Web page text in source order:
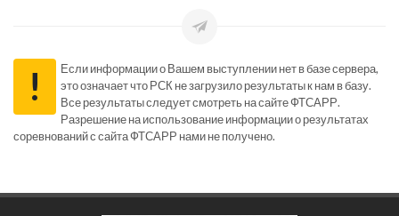
!
Если информации о Вашем выступлении нет в базе сервера,
это означает что РСК не загрузило результаты к нам в базу.
Все результаты следует смотреть на сайте ФТСАРР.
Разрешение на использование информации о результатах
соревнований с сайта ФТСАРР нами не получено.